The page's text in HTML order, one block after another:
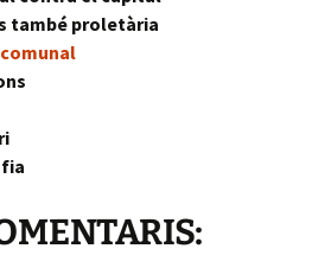
també proletària